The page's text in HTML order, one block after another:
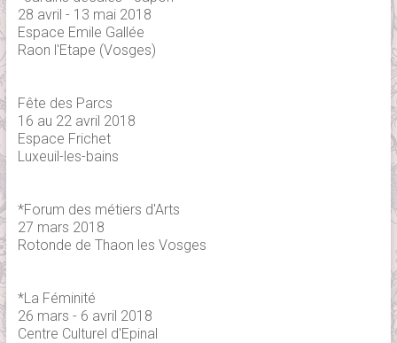
28 avril - 13 mai 2018
Espace Emile Gallée
Raon l'Etape (Vosges)
Fête des Parcs
16 au 22 avril 2018
Espace Frichet
Luxeuil-les-bains
*Forum des métiers d'Arts
27 mars 2018
Rotonde de Thaon les Vosges
*La Féminité
26 mars - 6 avril 2018
Centre Culturel d'Epinal